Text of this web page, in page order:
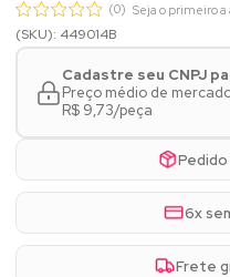
(0) Seja o primeiro a
(SKU): 449014B
Cadastre seu CNPJ
Preço médio de
R$ 9,73/peça
6x
Frete